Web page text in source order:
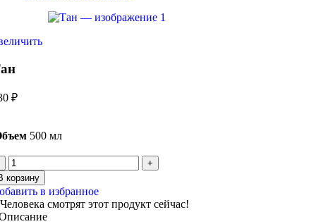
₽
500 мл
Количество
товара
Тан
корзину
в избранное
Человека смотрят этот продукт сейчас!